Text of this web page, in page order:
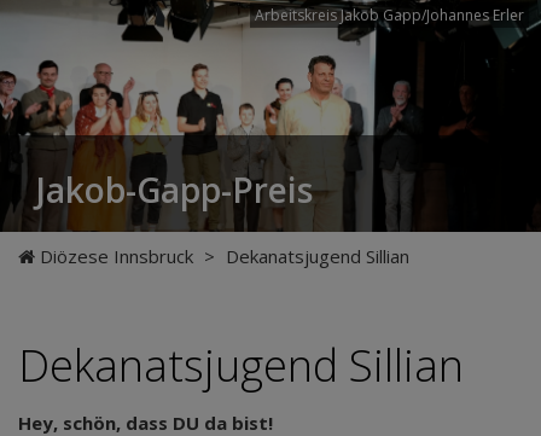
Arbeitskreis Jakob Gapp/Johannes Erler
Jakob-Gapp-Preis
Diözese Innsbruck > Dekanatsjugend Sillian
Dekanatsjugend Sillian
Hey, schön, dass DU da bist!